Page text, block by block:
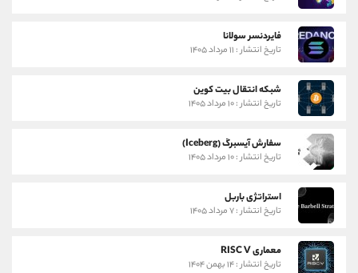
فایردنسر سولانا
تاریخ انتشار : ۱۱ مرداد ۱۴۰۵
شبکه انتقال بیت کوین
تاریخ انتشار : ۱۰ مرداد ۱۴۰۵
سفارش آیسبرگ (Iceberg)
تاریخ انتشار : ۱۰ مرداد ۱۴۰۵
استراتژی باربل
تاریخ انتشار : ۷ مرداد ۱۴۰۵
معماری RISC V
تاریخ انتشار : ۱۴ بهمن ۱۴۰۴